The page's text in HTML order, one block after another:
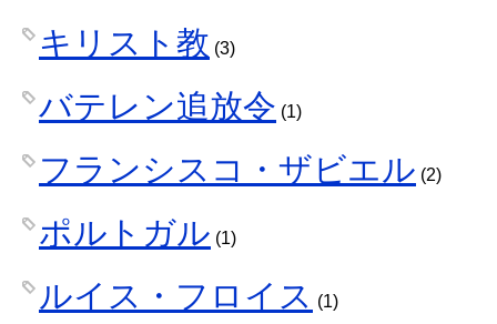
キリスト教 (3)
バテレン追放令 (1)
フランシスコ・ザビエル (2)
ポルトガル (1)
ルイス・フロイス (1)